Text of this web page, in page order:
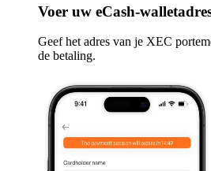
Voer uw eCash-
Geef het adres van je XEC
de betaling.